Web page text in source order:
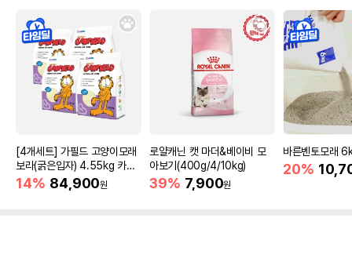
[4개세트] 가필드 고양이모래
보라(굵은입자) 4.55kg 카사
바모래
14% 84,900원
로얄캐닌 캣 마더&베이비 모
아보기(400g/4/10kg)
39% 7,900원
바른벤토모래
20%